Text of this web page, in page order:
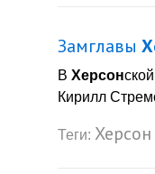
Замглавы
В Херсон
Кирилл
Теги: Херсон